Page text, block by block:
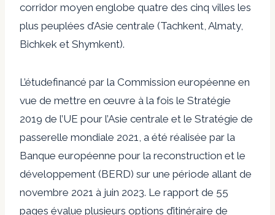
corridor moyen englobe quatre des cinq villes les
plus peuplées d’Asie centrale (Tachkent, Almaty,
Bichkek et Shymkent).
L’étudefinancé par la Commission européenne en
vue de mettre en œuvre à la fois le Stratégie
2019 de l’UE pour l’Asie centrale et le Stratégie de
passerelle mondiale 2021 , a été réalisée par la
Banque européenne pour la reconstruction et le
développement (BERD) sur une période allant de
novembre 2021 à juin 2023. Le rapport de 55
pages évalue plusieurs options d’itinéraire de